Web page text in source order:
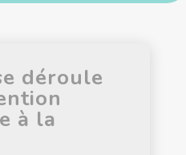
déroule
à la